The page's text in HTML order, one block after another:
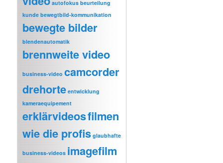
autofokus beurteilung
kunde bewegtbild-kommunikation
bewegte bilder
blendenautomatik
brennweite video
business-video camcorder
drehorte entwicklung
kameraequipement
erklärvideosfilmen
wie die profis glaubhafte
business-videos imagefilm